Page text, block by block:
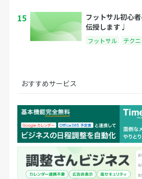
15
フットサル初心
伝授します♩
フットサル テク
おすすめサービス